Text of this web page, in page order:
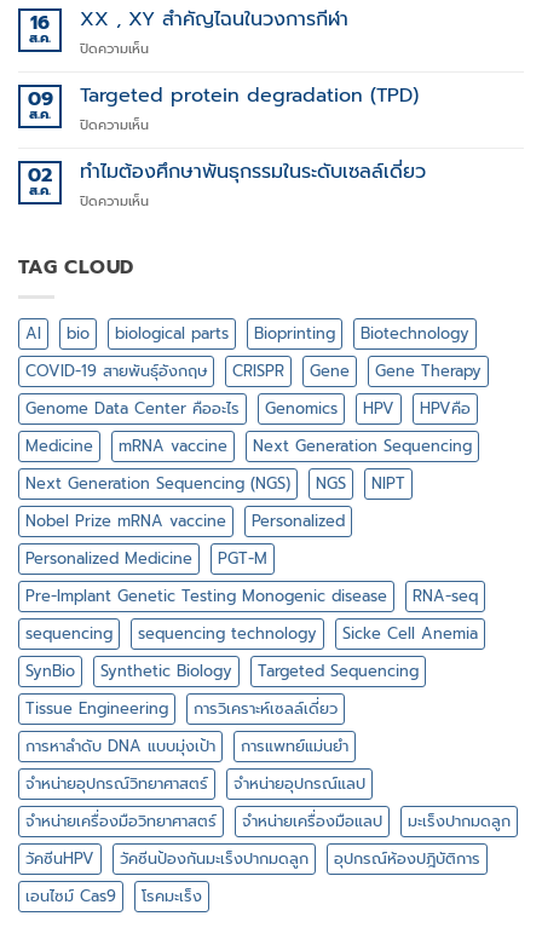
รักษา
ทาง
Cell
Technology
16
ส.ค.
XX , XY สำคัญไฉนในวงการกีฬา
ปิดความเห็นบน
,
สำคัญ
ใน
กีฬา
09
ส.ค.
Targeted protein degradation (TPD)
ปิดความเห็นบน
protein
(TPD)
02
ส.ค.
ทำไมต้องศึกษาพันธุกรรมในระดับเซลล์เดี่ยว
ปิดความเห็นบน
ระดับ
เซลล์
เดี่ยว
TAG CLOUD
AI bio biological parts Bioprinting
Biotechnology
COVID-19 สายพันธุ์อังกฤษ
CRISPR Gene
Gene Therapy
Genome Data Center คืออะไร
Genomics HPV
HPVคือ
Medicine
mRNA vaccine
Next Generation Sequencing
Next Generation Sequencing (NGS)
NGS
NIPT
Nobel Prize mRNA vaccine
Personalized
Personalized Medicine
PGT-M
Pre-Implant Genetic Testing Monogenic disease
RNA-seq
sequencing
sequencing technology
Sicke Cell Anemia
SynBio
Synthetic Biology
Targeted Sequencing
Tissue Engineering
การวิเคราะห์เซลล์เดี่ยว
การหาลำดับ DNA แบบมุ่งเป้า
การแพทย์แม่นยำ
จำหน่ายอุปกรณ์วิทยาศาสตร์
จำหน่ายอุปกรณ์แลป
จำหน่ายเครื่องมือวิทยาศาสตร์
จำหน่ายเครื่องมือแลป
มะเร็งปากมดลูก
วัคซีนHPV
วัคซีนป้องกันมะเร็งปากมดลูก
อุปกรณ์ห้องปฎิบัติการ
เอนไซม์ Cas9
โรคมะเร็ง